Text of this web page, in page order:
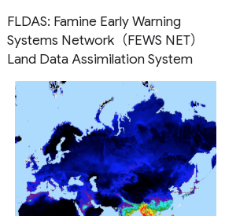
FLDAS: Famine Early Warning
Systems Network（FEWS NET）
Land Data Assimilation System